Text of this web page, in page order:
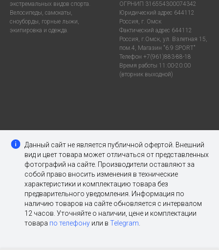
экстремальных видов спорта.
Велосипеды, самокаты,
сноуборды, горные лыжи,
экипировка и одежда.
ОГРНИП 316554300074342
Юридический адрес 644112
Россия, г. Омск
Фактический адрес 644112
Россия, г.Омск, ул. Взлетная 15,
пом.4, Магазин "6.9 SPORT"
Телефон +7(961)883-88-18
Время работы 11:00-20:00
(вторник выходной)
Данный сайт не является публичной офертой. Внешний
вид и цвет товара может отличаться от представленных
фотографий на сайте. Производители оставляют за
собой право вносить изменения в технические
характеристики и комплектацию товара без
предварительного уведомления. Информация по
наличию товаров на сайте обновляется с интервалом
12 часов. Уточняйте о наличии, цене и комплектации
товара по телефону или в Telegram.